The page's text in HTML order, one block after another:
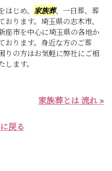
じめ、 家族葬、一日葬、葬
ります。埼玉県の志木市、
座市を中心に埼玉県の各地か
おります。身近な方のご葬
りの方はお気軽に弊社にご相
ます。
家族葬とは 流れ »
戻る